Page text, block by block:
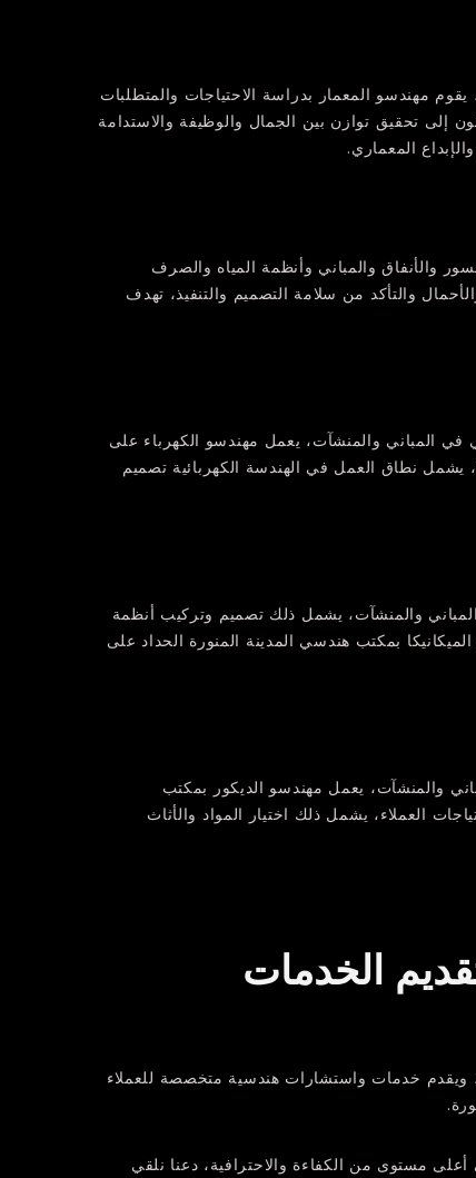
مهندسو المعمار بدراسة الاحتياجات والمتطلبات
إلى تحقيق توازن بين الجمال والوظيفة والاستدامة
المعماري.
والأنفاق والمباني وأنظمة المياه والصرف
والتأكد من سلامة التصميم والتنفيذ، تهدف
في المباني والمنشآت، يعمل مهندسو الكهرباء على
يشمل نطاق العمل في الهندسة الكهربائية تصميم
المباني والمنشآت، يشمل ذلك تصميم وتركيب أنظمة
بمكتب هندسي المدينة المنورة الحداد على
والمنشآت، يعمل مهندسو الديكور بمكتب
العملاء، يشمل ذلك اختيار المواد والأثاث
الخدمات
ويقدم خدمات واستشارات هندسية متخصصة للعملاء
مستوى من الكفاءة والاحترافية، دعنا نلقي